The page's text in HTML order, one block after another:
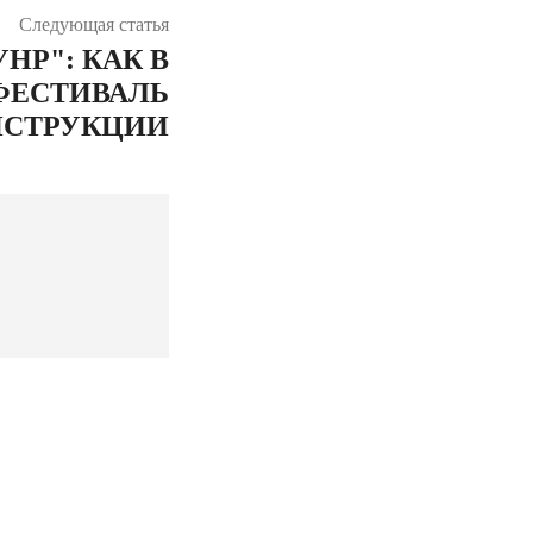
Следующая статья
КАК В